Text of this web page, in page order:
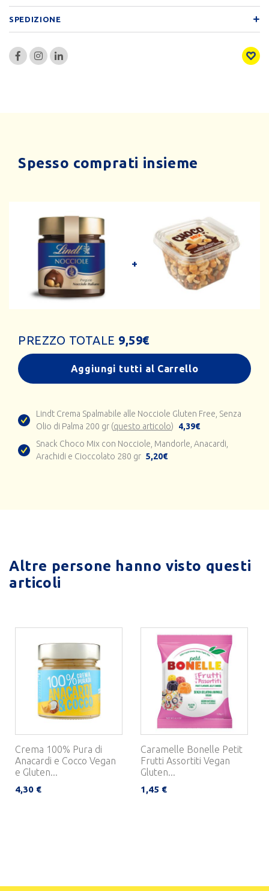
SPEDIZIONE
Spesso comprati insieme
PREZZO TOTALE 9,59€
Aggiungi tutti al Carrello
Lindt Crema Spalmabile alle Nocciole Gluten Free, Senza
Olio di Palma 200 gr (questo articolo)
4,39€
Snack Choco Mix con Nocciole, Mandorle, Anacardi,
Arachidi e Cioccolato 280 gr 5,20€
Altre persone hanno visto questi
articoli
Crema 100% Pura di
Anacardi e Cocco Vegan
e Gluten...
4,30 €
Caramelle Bonelle Petit
Frutti Assortiti Vegan
Gluten...
1,45 €